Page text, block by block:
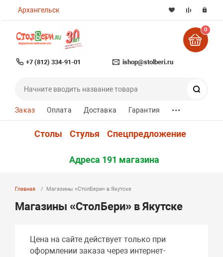
Архангельск
+7 (812) 334-91-01 ishop@stolberi.ru
0
Заказ Оплата Доставка Гарантия ...
Столы Стулья Спецпредложение
Адреса 191 магазина
Главная Магазины «СтолБери» в Якутске
Магазины «СтолБери» в Якутске
Цена на сайте действует только при
оформлении заказа через интернет-